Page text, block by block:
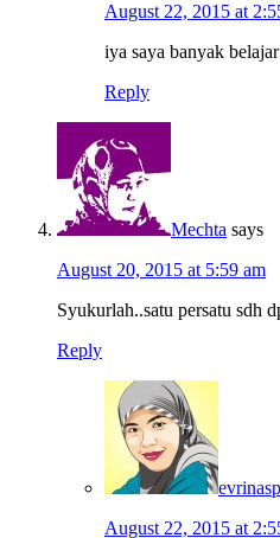
August 22, 2015 at
iya saya banyak
Reply
Mechta says
August 20, 2015 at 5:59 am
Syukurlah..satu persatu sdh
Reply
evrinasp
August 22, 2015 at